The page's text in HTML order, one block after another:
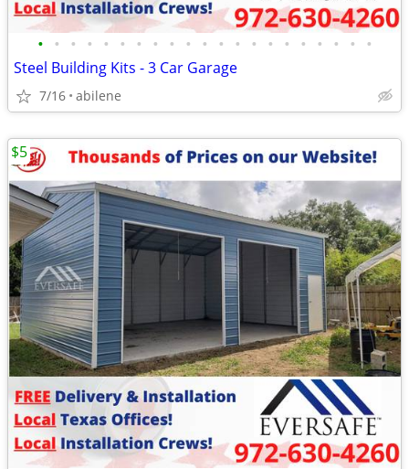
• • • • • • • • • • • • • • • • • • • • •
Steel Building Kits - 3 Car Garage
7/16 abilene
$5